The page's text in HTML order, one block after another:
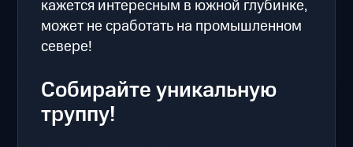
кажется интересным в южной глубинке,
может не сработать на промышленном
севере!
Собирайте уникальную
труппу!